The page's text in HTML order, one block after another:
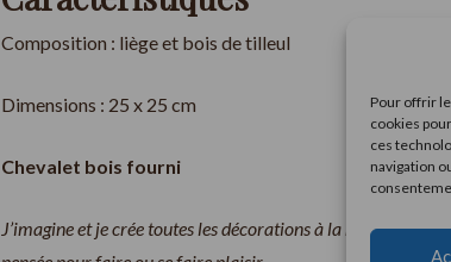
Pour offrir
cookies
ces
navigation
Composition : liège et bois de tilleul
Dimensions : 25 x 25 cm
Chevalet bois fourni
J’imagine et je crée toutes les décorations à la main. Je